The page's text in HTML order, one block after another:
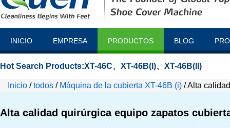
INICIO EMPRESA PRODUCTOS BLOG
Hot Search Products:XT-46C、 XT-46B(I)、 XT-46B(II)
Inicio /todos / Máquina de la cubierta XT-46B (i) /Alta
Alta calidad quirúrgica equipo zapatos